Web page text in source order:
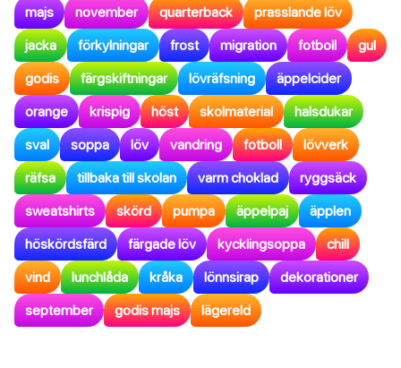
majs november quarterback prasslande löv
jacka förkylningar frost migration fotboll gul
godis färgskiftningar lövräfsning äppelcider
orange krispig höst skolmaterial halsdukar
sval soppa löv vandring fotboll lövverk
räfsa tillbaka till skolan varm choklad ryggsäck
sweatshirts skörd pumpa äppelpaj äpplen
höskördsfärd färgade löv kycklingsoppa chill
vind lunchlåda kråka lönnsirap dekorationer
september godis majs lägereld